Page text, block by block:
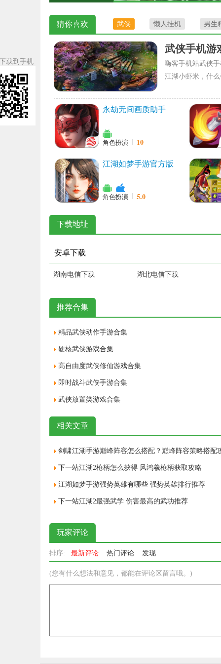
载到手机
猜你喜欢 武侠 懒人挂机 男生
武侠手机游
嗨客手机站武侠
江湖小虾米，什
永劫无间画质助手
角色扮演 10
江湖如梦手游官方版
角色扮演 5.0
下载地址
安卓下载
湖南电信下载 湖北电信下载
推荐合集
精品武侠动作手游合集
硬核武侠游戏合集
高自由度武侠修仙游戏合集
即时战斗武侠手游合集
武侠放置类游戏合集
相关文章
剑啸江湖手游巅峰阵容怎么搭配？巅峰阵容策略搭配
下一站江湖2枪柄怎么获得 风鸿羲枪柄获取攻略
江湖如梦手游强势英雄有哪些 强势英雄排行推荐
下一站江湖2最强武学 伤害最高的武功推荐
玩家评论
排序: 最新评论 热门评论 发现
(您有什么想法和意见，都能在评论区留言哦。)